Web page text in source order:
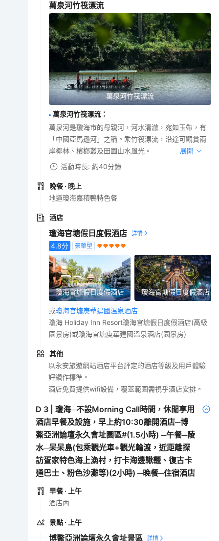
萬泉河竹筏漂流
萬泉河竹筏漂流
萬泉河竹筏漂流 ：
萬泉河是瓊海市的母親河，河水清澈，宛如玉帶，有
「中國亞馬遜河」之稱。乘竹筏漂流，沿途可觀賞兩
岸椰林、檳榔叢及田園山水風光。
展開
活動時長: 約40分鐘
晚餐 · 晚上
地道瓊海嘉積鴨特色餐
酒店
瓊海官塘假日度假酒店
4.8分 豪華型
瓊海官塘假日度假酒店 瓊海官塘假日度假酒店
或瓊海官塘庚華建國温泉酒店
瓊海 Holiday Inn Resort瓊海官塘假日度假酒店(高級
園景房)或瓊海官塘庚華建國溫泉酒店(園景房)
其他
以永安旅遊網站酒店平台評定的酒店等級及用戶體驗
評鑽作標準。
酒店免費提供wifi設備，覆蓋範圍需視乎酒店安排。
D 3 |瓊海─不設Morning Call時間，休閒享用
酒店早餐及設施，早上約10:30離開酒店─博
鰲亞洲論壇永久會址園區#(1.5小時) ─午餐─陵
水─呆呆島(包乘觀光車+觀光輪渡，近距離探
訪疍家特色海上漁村，打卡海邊鞦韆、復古卡
通巴士、粉色沙灘等)(2小時) ─晚餐─住宿酒店
早餐 · 上午
酒店內
景點 · 上午
博鰲亞洲論壇永久會址景區